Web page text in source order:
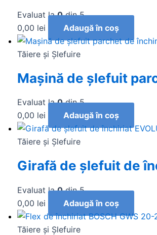
Evaluat la0din 5
0,00 lei Adaugă în coș
Tăiere și Şlefuire
Mașină de șlefuit
Evaluat la0din 5
0,00 lei Adaugă în coș
Tăiere și Şlefuire
Girafă de şlefuit de
Evaluat la0din 5
0,00 lei Adaugă în coș
Tăiere și Şlefuire